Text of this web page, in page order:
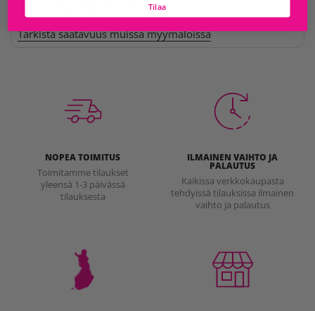
Tarkista saatavuus muissa myymälöissä
NOPEA TOIMITUS
Toimitamme tilaukset
yleensä 1-3 päivässä
tilauksesta
ILMAINEN VAIHTO JA
PALAUTUS
Kaikissa verkkokaupasta
tehdyissä tilauksissa ilmainen
vaihto ja palautus
Tilaa